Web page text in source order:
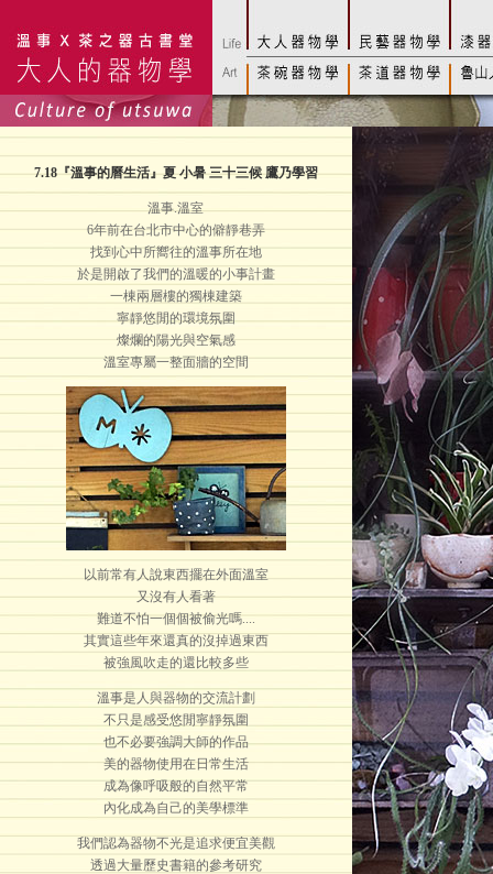
7.18『溫事的曆生活』夏 小暑 三十三候 鷹乃學習
溫事.溫室
6年前在台北市中心的僻靜巷弄
找到心中所嚮往的溫事所在地
於是開啟了我們的溫暖的小事計畫
一棟兩層樓的獨棟建築
寧靜悠閒的環境氛圍
燦爛的陽光與空氣感
溫室專屬一整面牆的空間
以前常有人說東西擺在外面溫室
又沒有人看著
難道不怕一個個被偷光嗎....
其實這些年來還真的沒掉過東西
被強風吹走的還比較多些
溫事是人與器物的交流計劃
不只是感受悠閒寧靜氛圍
也不必要強調大師的作品
美的器物使用在日常生活
成為像呼吸般的自然平常
內化成為自己的美學標準
我們認為器物不光是追求便宜美觀
透過大量歷史書籍的參考研究